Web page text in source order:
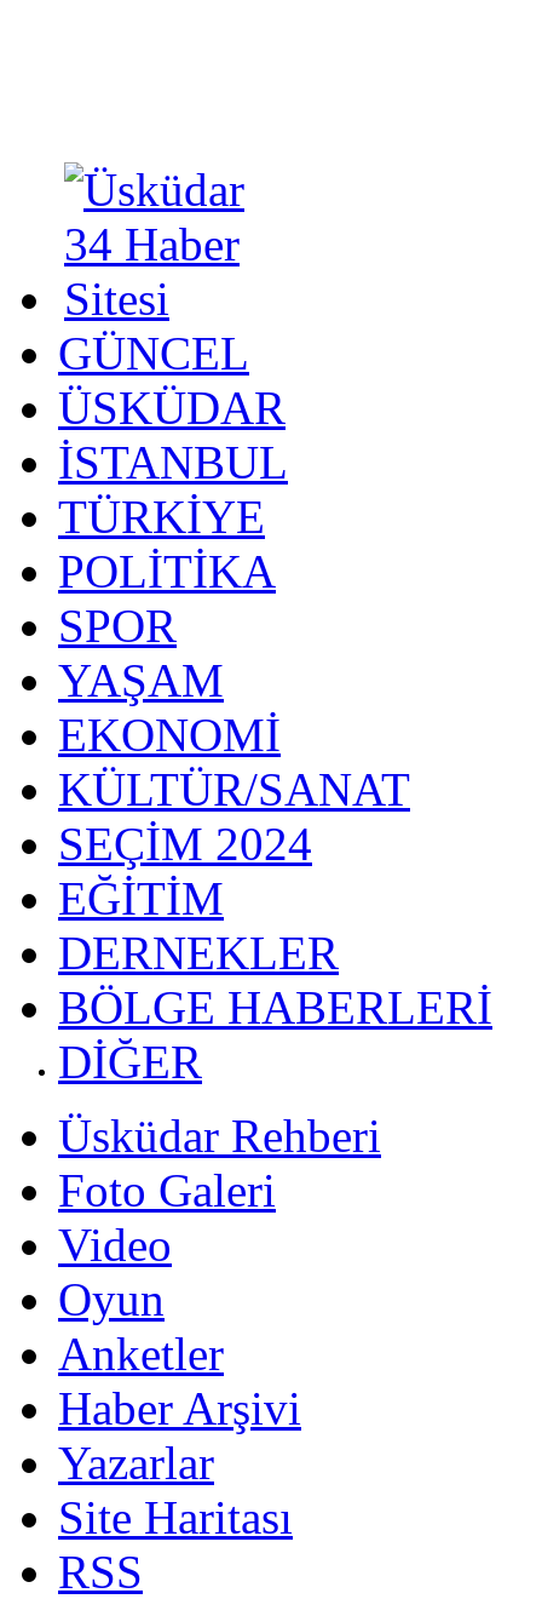
GÜNCEL
ÜSKÜDAR
İSTANBUL
TÜRKİYE
POLİTİKA
SPOR
YAŞAM
EKONOMİ
KÜLTÜR/SANAT
SEÇİM 2024
EĞİTİM
DERNEKLER
BÖLGE HABERLERİ
DİĞER
Üsküdar Rehberi
Foto Galeri
Video
Oyun
Anketler
Haber Arşivi
Yazarlar
Site Haritası
RSS